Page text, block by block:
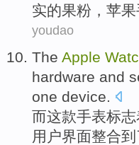
实的果粉 ，苹
youdao
The Apple
hardware and
one device.
而这款手表标志
用户界面整合到